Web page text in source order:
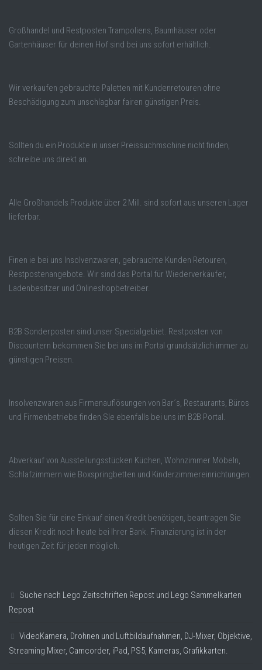
Großhandel und Restposten Trampoliens, Baumhäuser oder
Gartenhäuser für deinen Hof sind bei uns sofort erhältlich.
Wir verkaufen gebrauchte Paletten mit Kundenretouren ohne
Beschädigung zum unschlagbar fairen günstigen Preis.
Sollten du ein Produkte in unser Preissuchmschine nicht finden,
schreibe uns direkt an.
Alle Großhandels Produkte über 2 Mill. sind sofort aus unseren Lager
lieferbar.
Finen ie bei uns Insolvenzwaren, gebrauchte Kunden Retouren,
Restpostenangebote. Wir sind das Portal für Wiederverkäufer,
Ladenbesitzer und Onlineshopbetreiber.
B2B Sonderposten sind unser Specialgebiet. Restposten von
Discountern bekommen Sie bei uns im Portal grundsätzlich immer zu
günstigen Preisen.
Insolvenzwaren aus Firmenauflösungen von Bar´s, Restaurants, Büros
und Firmenbetriebe finden SIe ebenfalls bei uns im B2B Portal.
Abverkauf von Ausstellungsstücken Küchen, Wohnzimmer Möbeln,
Schlafzimmern wie Boxspringbetten und Kinderzimmereinrichtungen.
Sollten Sie für eine Einkauf einen Kredit benötigen, beantragen Sie
diesen Kredit noch heute bei Ihrer Bank. Finanzierung ist in der
heutigen Zeit für jeden möglich.
Suche nach Lego Zeitschriften Repost und Lego Sammelkarten
Repost
VideoKamera, Drohnen und Luftbildaufnahmen, DJ-Mixer, Objektive,
Streaming Mixer, Camcorder, iPad, PS5, Kameras, Grafikkarten.